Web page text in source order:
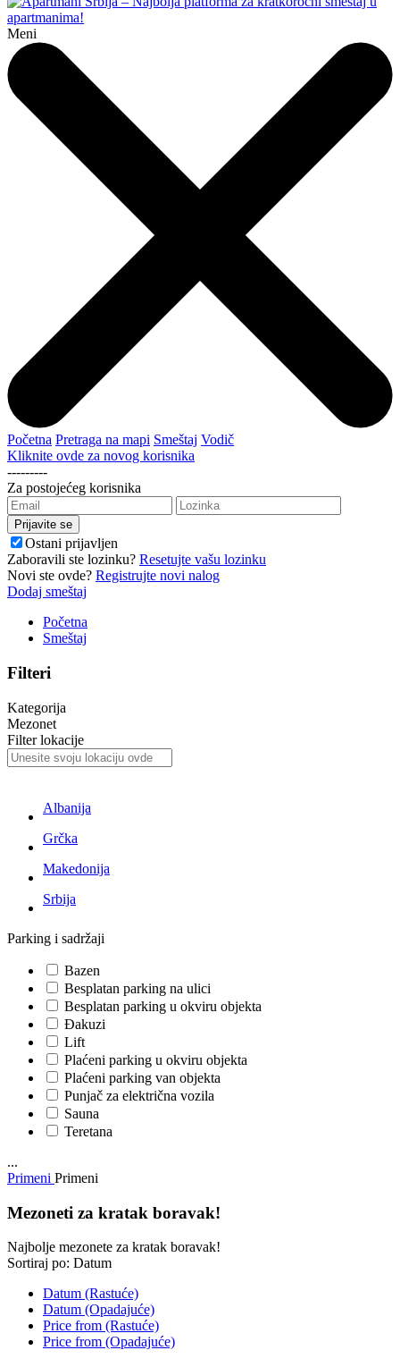
Meni
Početna Pretraga na mapi Smeštaj Vodič
Kliknite ovde za novog korisnika
---------
Za postojećeg korisnika
Ostani prijavljen
Zaboravili ste lozinku? Resetujte vašu lozinku
Novi ste ovde? Registrujte novi nalog
Dodaj smeštaj
Početna
Smeštaj
Filteri
Kategorija
Mezonet
Filter lokacije
Albanija
Grčka
Makedonija
Srbija
Parking i sadržaji
Bazen
Besplatan parking na ulici
Besplatan parking u okviru objekta
Đakuzi
Lift
Plaćeni parking u okviru objekta
Plaćeni parking van objekta
Punjač za električna vozila
Sauna
Teretana
...
Primeni Primeni
Mezoneti za kratak boravak!
Najbolje mezonete za kratak boravak!
Sortiraj po: Datum
Datum (Rastuće)
Datum (Opadajuće)
Price from (Rastuće)
Price from (Opadajuće)